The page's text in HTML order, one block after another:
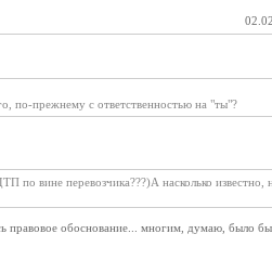
по-прежнему с ответственностью на "ты"?
по вине перевозчика???)А насколько известно,
правовое обоснование... многим, думаю, было